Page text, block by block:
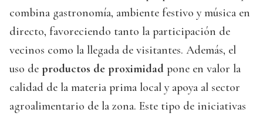
combina gastronomía, ambiente festivo y música en
directo, favoreciendo tanto la participación de
vecinos como la llegada de visitantes. Además, el
uso de productos de proximidad pone en valor la
calidad de la materia prima local y apoya al sector
agroalimentario de la zona. Este tipo de iniciativas